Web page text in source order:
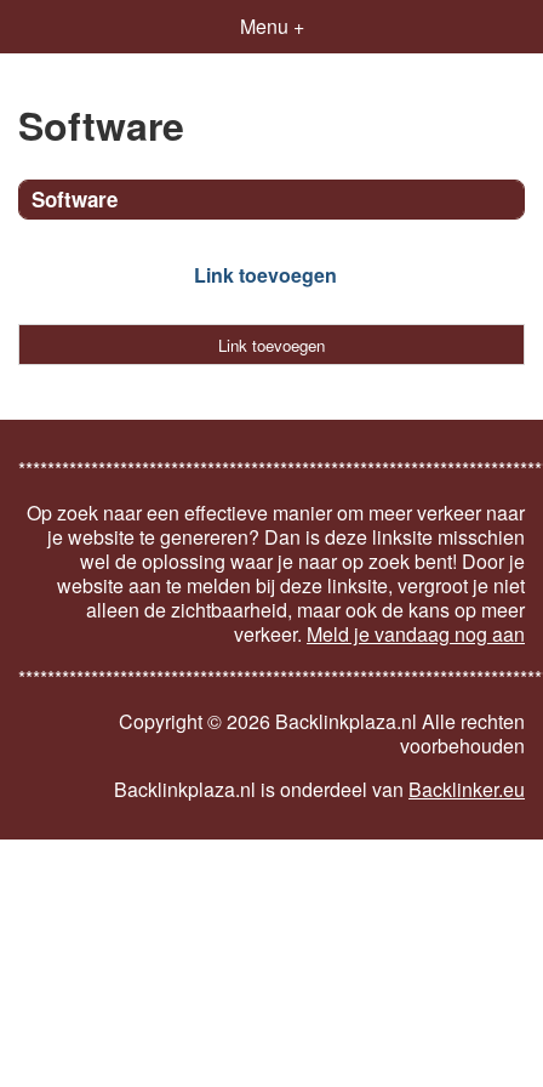
Menu +
Software
Software
Link toevoegen
Link toevoegen
Op zoek naar een effectieve manier om meer verkeer naar
je website te genereren? Dan is deze linksite misschien
wel de oplossing waar je naar op zoek bent! Door je
website aan te melden bij deze linksite, vergroot je niet
alleen de zichtbaarheid, maar ook de kans op meer
verkeer. Meld je vandaag nog aan
Copyright ©2026 Backlinkplaza.nl Alle rechten
voorbehouden
Backlinkplaza.nl is onderdeel van Backlinker.eu